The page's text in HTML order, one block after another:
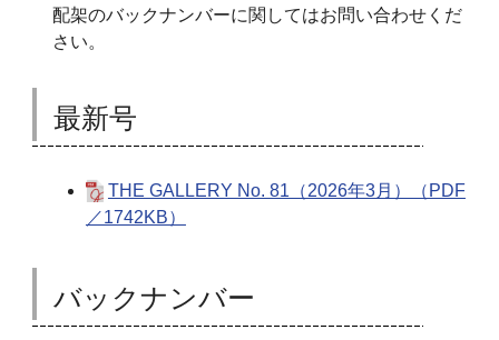
配架のバックナンバーに関してはお問い合わせくだ
さい。
最新号
THE GALLERY No. 81（2026年3月）（PDF
／1742KB）
バックナンバー